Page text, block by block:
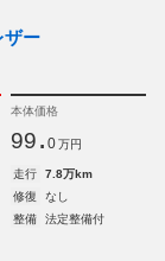
ザー
本体価格
99. 0 万円
走行
7.8万km
修復
なし
整備
法定整備付